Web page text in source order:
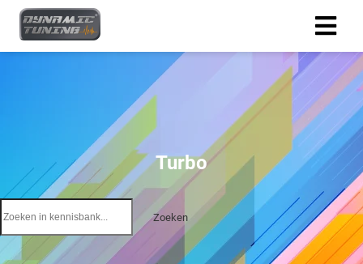
Turbo
Zoeken